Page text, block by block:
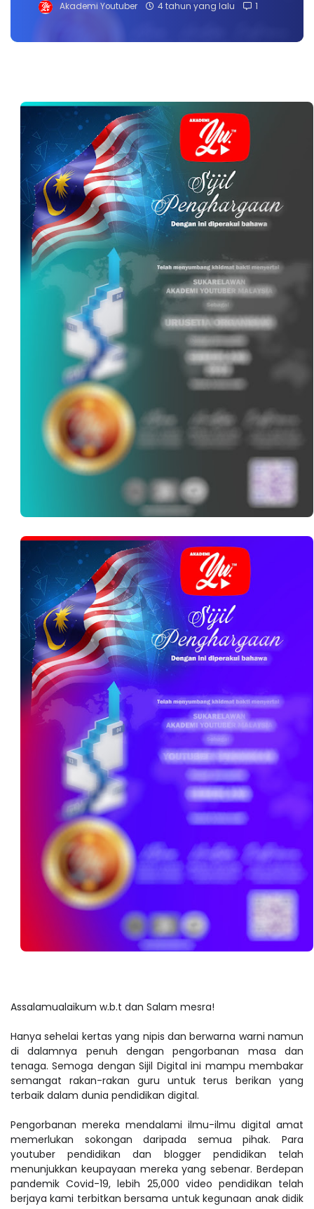
Akademi Youtuber 4 tahun yang lalu 1
Assalamualaikum w.b.t dan Salam mesra!
Hanya sehelai kertas yang nipis dan berwarna warni namun
di dalamnya penuh dengan pengorbanan masa dan
tenaga. Semoga dengan Sijil Digital ini mampu membakar
semangat rakan-rakan guru untuk terus berikan yang
terbaik dalam dunia pendidikan digital.
Pengorbanan mereka mendalami ilmu-ilmu digital amat
memerlukan sokongan daripada semua pihak. Para
youtuber pendidikan dan blogger pendidikan telah
menunjukkan keupayaan mereka yang sebenar. Berdepan
pandemik Covid-19, lebih 25,000 video pendidikan telah
berjaya kami terbitkan bersama untuk kegunaan anak didik